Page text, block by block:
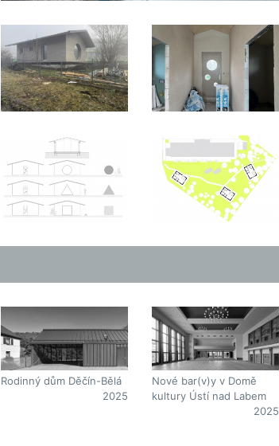
Rodinný dům Děčín-Bělá
2025
Nové bar(v)y v Domě
kultury Ústí nad Labem
2025